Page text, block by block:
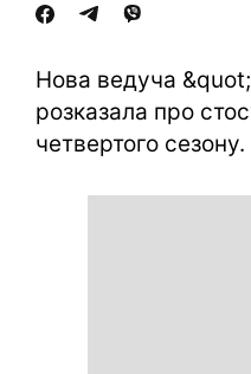
Нова ведуча
розказала про
четвертого сезону.